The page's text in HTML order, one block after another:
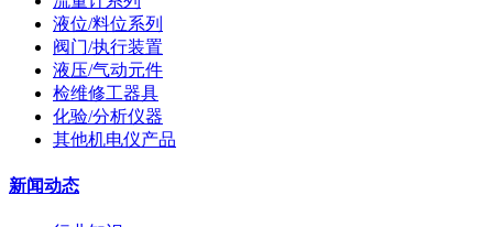
液位/料位系列
阀门/执行装置
液压/气动元件
检维修工器具
化验/分析仪器
其他机电仪产品
新闻动态